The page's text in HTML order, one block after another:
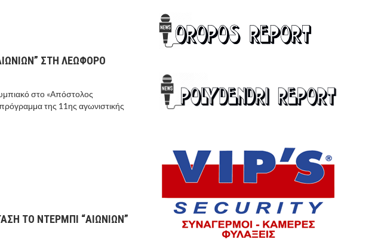
ΣΤΗ ΛΕΩΦΟΡΟ
στο «Απόστολος
της 11ης αγωνιστικής
ΤΟ ΝΤΕΡΜΠΙ “ΑΙΩΝΙΩΝ”